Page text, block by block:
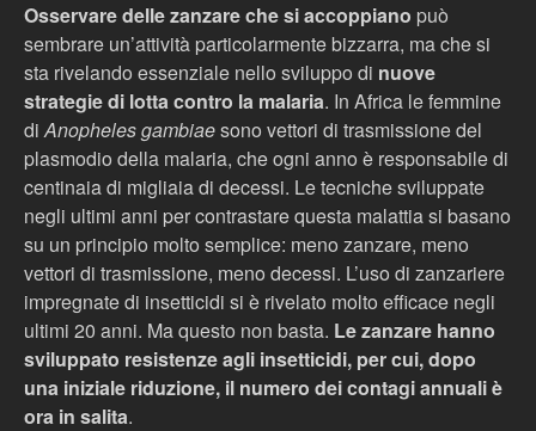
Osservare delle zanzare che si accoppiano può
sembrare un’attività particolarmente bizzarra, ma che si
sta rivelando essenziale nello sviluppo di nuove
strategie di lotta contro la malaria. In Africa le femmine
diAnopheles gambiaesono vettori di trasmissione del
plasmodio della malaria, che ogni anno è responsabile di
centinaia di migliaia di decessi. Le tecniche sviluppate
negli ultimi anni per contrastare questa malattia si basano
su un principio molto semplice: meno zanzare, meno
vettori di trasmissione, meno decessi. L’uso di zanzariere
impregnate di insetticidi si è rivelato molto efficace negli
ultimi 20 anni. Ma questo non basta. Le zanzare hanno
sviluppato resistenze agli insetticidi, per cui, dopo
una iniziale riduzione, il numero dei contagi annuali è
ora in salita.